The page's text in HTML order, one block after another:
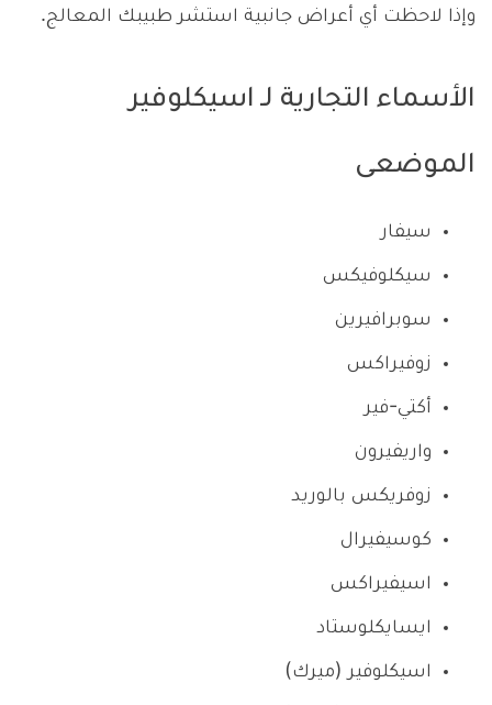
وإذا لاحظت أي أعراض جانبية استشر طبيبك المعالج.
الأسماء التجارية لـ اسيكلوفير
الموضعى
سيفار
سيكلوفيكس
سوبرافيرين
زوفيراكس
أكتي-فير
واريفيرون
زوفريكس بالوريد
كوسيفيرال
اسيفيراكس
ايسايكلوستاد
اسيكلوفير (ميرك)